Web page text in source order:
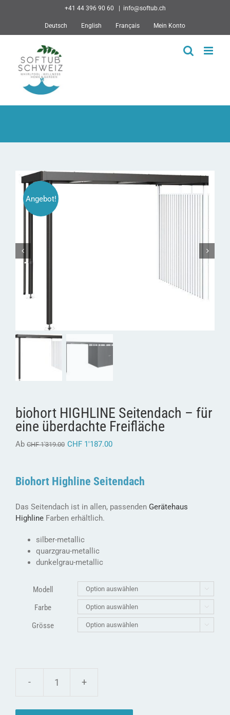
+41 44 396 90 60 info@softub.ch
Deutsch English Français Mein Konto
Angebot!
biohort HIGHLINE Seitendach – für
eine überdachte Freifläche
Ab CHF1'319.00 CHF 1'187.00
Biohort Highline Seitendach
Das Seitendach ist in allen, passenden Gerätehaus
Highline Farben erhältlich.
silber-metallic
quarzgrau-metallic
dunkelgrau-metallic
Modell 
Farbe 
Grösse 
biohort
Seitendach